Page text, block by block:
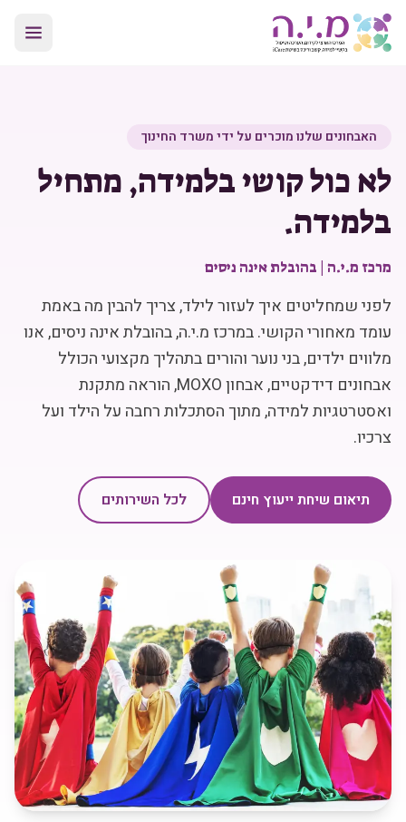
האבחונים שלנו מוכרים על ידי משרד החינוך
לא כול קושי בלמידה, מתחיל
בלמידה.
מרכז מ.י.ה | בהובלת אינה ניסים
לפני שמחליטים איך לעזור לילד, צריך להבין מה באמת
עומד מאחורי הקושי. במרכז מ.י.ה, בהובלת אינה ניסים, אנו
מלווים ילדים, בני נוער והורים בתהליך מקצועי הכולל
אבחונים דידקטיים, אבחון MOXO, הוראה מתקנת
ואסטרטגיות למידה, מתוך הסתכלות רחבה על הילד ועל
צרכיו.
תיאום שיחת ייעוץ חינם לכל השירותים